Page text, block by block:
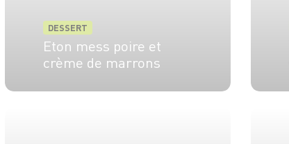
DESSERT
Eton mess poire et
crème de marrons